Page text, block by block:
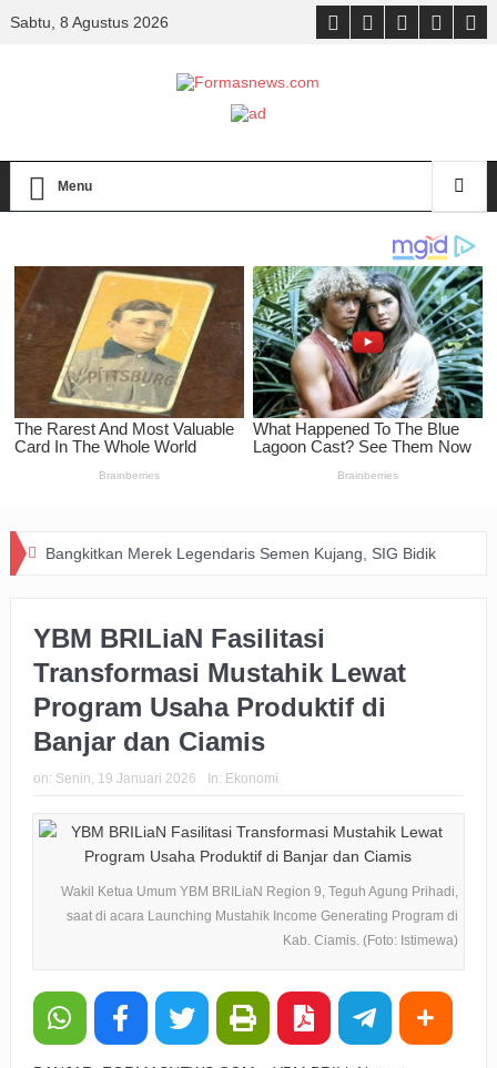
Sabtu, 8 Agustus 2026
Menu
Bangkitkan Merek Legendaris Semen Kujang, SIG Bidik
dengan PERSIB
Happiness Yard Vol. 2 Jadi Bukti Kolaborasi Hotel dan
Komunitas Dukung Aksi Sosial di Bandung
Pemkot Usut Kasus Penebangan Pohon Jalan Riau,
Perizinan Usaha Ikut Diperiksa
Big Bad Wolf Hadirkan Ruang Literasi bagi Warga Bandung
Keuangan Pensiunan di Cirebon
YBM BRILiaN Fasilitasi
Transformasi Mustahik Lewat
Program Usaha Produktif di
Banjar dan Ciamis
on: Senin, 19 Januari 2026 In: Ekonomi
Wakil Ketua Umum YBM BRILiaN Region 9, Teguh Agung Prihadi,
saat di acara Launching Mustahik Income Generating Program di
Kab. Ciamis. (Foto: Istimewa)